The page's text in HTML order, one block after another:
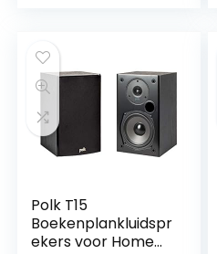
Polk T15
Boekenplankluidspr
ekers voor Home